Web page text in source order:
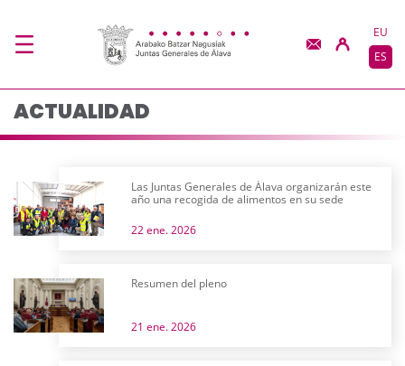
Actualidad - JJGG-
EU
ES
ACTUALIDAD
Las Juntas Generales de Álava organizarán este
año una recogida de alimentos en su sede
22 ene. 2026
Resumen del pleno
21 ene. 2026